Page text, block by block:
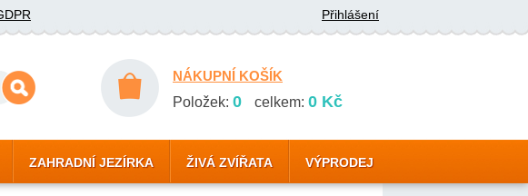
Přihlášení
NÁKUPNÍ KOŠÍK
Položek: 0 celkem: 0 Kč
ZAHRADNÍ JEZÍRKA ŽIVÁ ZVÍŘATA VÝPRODEJ